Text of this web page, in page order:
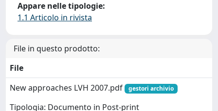
Appare nelle tipologie:
1.1 Articolo in rivista
File in questo prodotto:
File
New approaches LVH 2007.pdf
gestori archivio
Tipologia: Documento in Post-print